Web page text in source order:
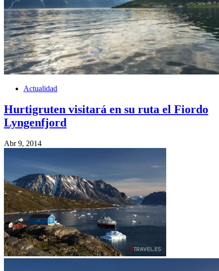
Actualidad
Hurtigruten visitará en su ruta el Fiordo
Lyngenfjord
Abr 9, 2014